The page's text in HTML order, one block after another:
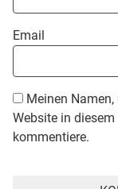
Email
Meinen
Website in
kommentiere.